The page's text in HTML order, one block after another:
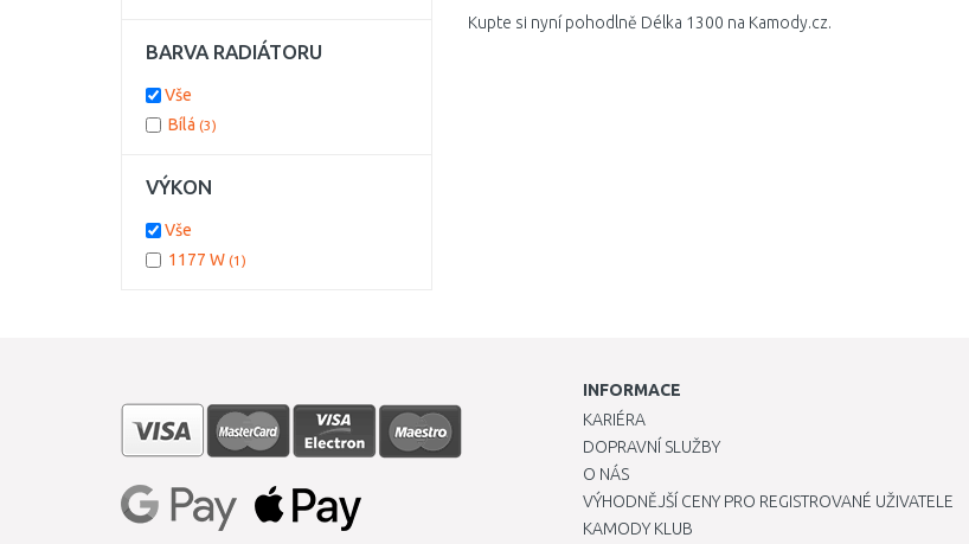
Kupte si nyní pohodlně Délka 1300 na Kamody.cz.
BARVA RADIÁTORU
Vše
Bílá (3)
VÝKON
Vše
1177 W (1)
INFORMACE
KARIÉRA
DOPRAVNÍ SLUŽBY
O NÁS
VÝHODNĚJŠÍ CENY PRO REGISTROVANÉ UŽIVATELE
KAMODY KLUB